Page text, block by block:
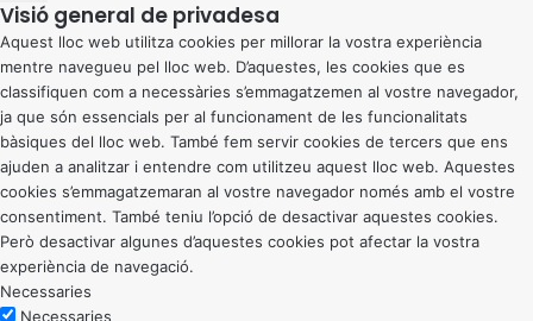
Visió general de privadesa
Aquest lloc web utilitza cookies per millorar la vostra experiència
mentre navegueu pel lloc web. D’aquestes, les cookies que es
classifiquen com a necessàries s’emmagatzemen al vostre navegador,
ja que són essencials per al funcionament de les funcionalitats
bàsiques del lloc web. També fem servir cookies de tercers que ens
ajuden a analitzar i entendre com utilitzeu aquest lloc web. Aquestes
cookies s’emmagatzemaran al vostre navegador només amb el vostre
consentiment. També teniu l’opció de desactivar aquestes cookies.
Però desactivar algunes d’aquestes cookies pot afectar la vostra
experiència de navegació.
Necessaries
Necessaries